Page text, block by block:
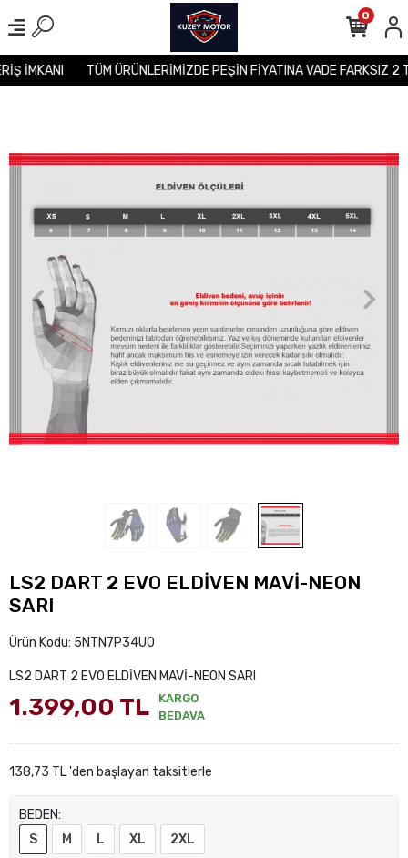
İMKANI TÜM ÜRÜNLERİMİZDE PEŞİN FİYATINA VADE FARKSIZ
0
LS2 DART 2 EVO ELDİVEN MAVİ-NEON
SARI
Ürün Kodu: 5NTN7P34U0
LS2 DART 2 EVO ELDİVEN MAVİ-NEON SARI
1.399,00 TL
KARGO
BEDAVA
138,73 TL 'den başlayan taksitlerle
BEDEN:
S
M L XL 2XL